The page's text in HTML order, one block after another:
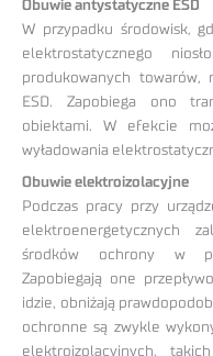
Obuwie antystatyczne ESD
W przypadku środowisk,
elektrostatycznego
produkowanych towarów,
ESD. Zapobiega ono
obiektami. W efekcie
wyładowania
Obuwie elektroizolacyjne
Podczas pracy przy
elektroenergetycznych
środków ochrony w
Zapobiegają one
idzie, obniżają
ochronne są zwykle
elektroizolacyjnych,